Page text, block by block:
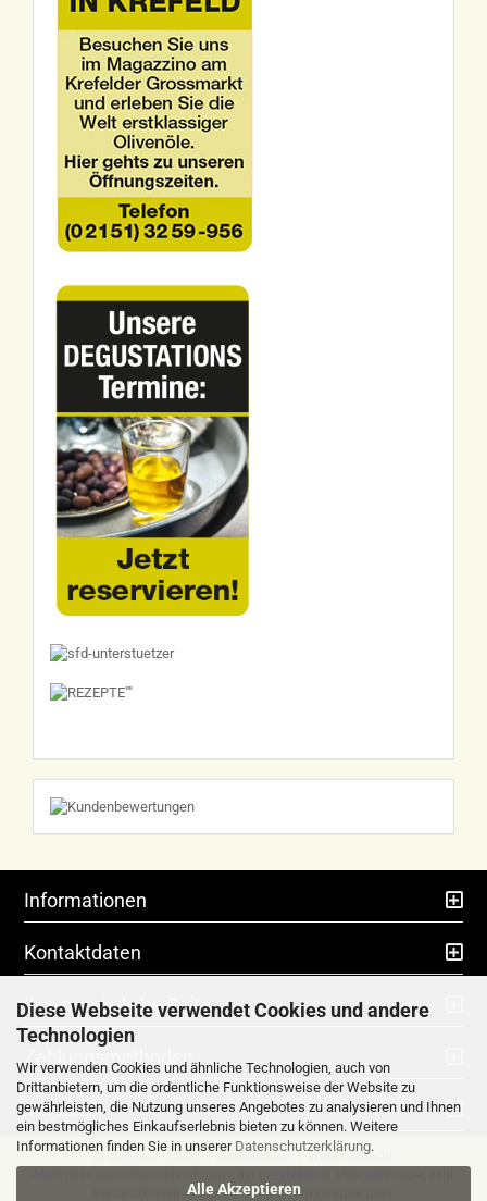
Diese Webseite verwendet Cookies und andere
Technologien
Wir verwenden Cookies und ähnliche Technologien, auch von
Drittanbietern, um die ordentliche Funktionsweise der Website zu
gewährleisten, die Nutzung unseres Angebotes zu analysieren und Ihnen
ein bestmögliches Einkaufserlebnis bieten zu können. Weitere
Informationen finden Sie in unserer Datenschutzerklärung.
Alle Akzeptieren
Informationen
Kontaktdaten
Ihre persönliche Seite
Zahlungsmethoden
Versand
Widerrufsrecht
soweit nicht anders gekennzeichnet.